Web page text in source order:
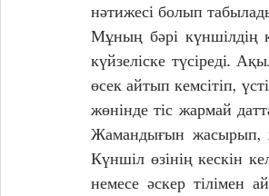
нәтижесі болып
Мұның бәрі күншілдің
күйзеліске түсіреді.
өсек айтып кемсітіп,
жөнінде тіс жармай
Жамандығын жасырып,
Күншіл өзінің кескін
немесе әскер тілімен